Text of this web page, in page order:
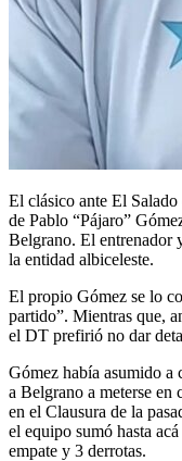
El clásico ante El
de Pablo “Pájaro”
Belgrano. El entrenador
la entidad albiceleste.
El propio Gómez se lo
partido”. Mientras que,
el DT prefirió no dar
Gómez había asumido a
a Belgrano a meterse en
en el Clausura de la
el equipo sumó hasta
empate y 3 derrotas.